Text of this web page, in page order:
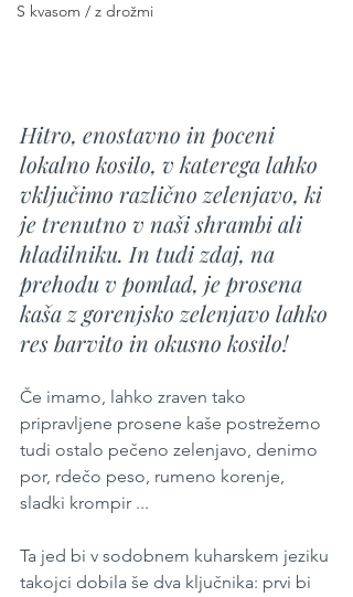
S kvasom / z drožmi
Hitro, enostavno in poceni
lokalno kosilo, v katerega lahko
vključimo različno zelenjavo, ki
je trenutno v naši shrambi ali
hladilniku. In tudi zdaj, na
prehodu v pomlad, je prosena
kaša z gorenjsko zelenjavo lahko
res barvito in okusno kosilo!
Če imamo, lahko zraven tako
pripravljene prosene kaše postrežemo
tudi ostalo pečeno zelenjavo, denimo
por, rdečo peso, rumeno korenje,
sladki krompir ...
Ta jed bi v sodobnem kuharskem jeziku
takojci dobila še dva ključnika: prvi bi